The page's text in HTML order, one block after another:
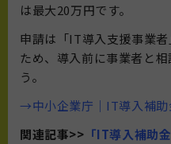
は最大20万円です。
申請は「IT導入支援事業
ため、導入前に事業者と
う。
→中小企業庁｜IT導入補助
関連記事>> 「IT導入補助